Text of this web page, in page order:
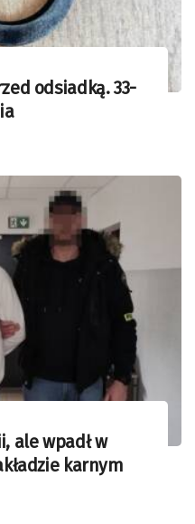
odsiadką. 33-
ale wpadł w
karnym